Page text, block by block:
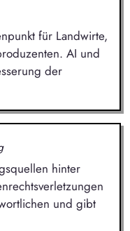
für Landwirte,
AI und
der
hinter
und gibt